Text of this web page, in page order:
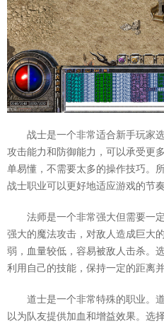
战士是一个非常适合新手玩家
攻击能力和防御能力，可以承受更
单易懂，不需要太多的操作技巧。
战士职业可以更好地适应游戏的节奏
法师是一个非常强大但需要一
强大的魔法攻击，对敌人造成巨大
弱，血量较低，容易被敌人击杀。
利用自己的技能，保持一定的距离
道士是一个非常特殊的职业。
以为队友提供加血和增益效果。选